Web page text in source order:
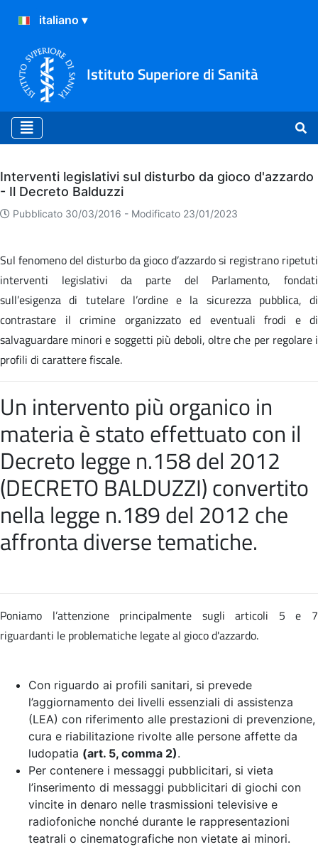
Istituto Superiore di Sanità
Archivio
Interventi legislativi sul disturbo da gioco d'azzardo
- Il Decreto Balduzzi
Pubblicato 30/03/2016 - Modificato 23/01/2023
Sul fenomeno del disturbo da gioco d’azzardo si registrano ripetuti
interventi legislativi da parte del Parlamento, fondati
sull’esigenza di tutelare l’ordine e la sicurezza pubblica, di
contrastare il crimine organizzato ed eventuali frodi e di
salvaguardare minori e soggetti più deboli, oltre che per regolare i
profili di carattere fiscale.
Un intervento più organico in
materia è stato effettuato con il
Decreto legge n.158 del 2012
(DECRETO BALDUZZI) convertito
nellalegge n.189 del 2012 che
affronta diverse tematiche.
Poniamo l’attenzione principalmente sugli articoli 5 e 7
riguardanti le problematiche legate al gioco d'azzardo.
Con riguardo ai profili sanitari, si prevede
l’aggiornamento dei livelli essenziali di assistenza
(LEA) con riferimento alle prestazioni di prevenzione,
cura e riabilitazione rivolte alle persone affette da
ludopatia (art. 5, comma 2).
Per contenere i messaggi pubblicitari, si vieta
l’inserimento di messaggi pubblicitari di giochi con
vincite in denaro nelle trasmissioni televisive e
radiofoniche nonché durante le rappresentazioni
teatrali o cinematografiche non vietate ai minori.